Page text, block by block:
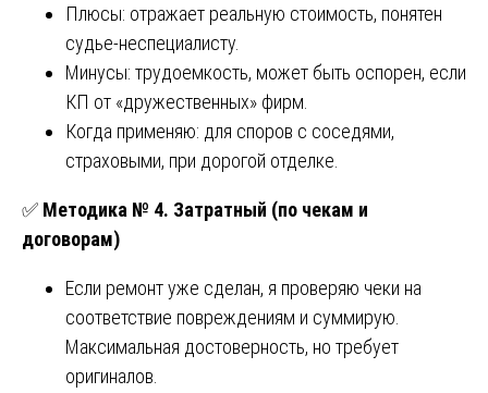
Плюсы: отражает реальную стоимость, понятен
судье-неспециалисту.
Минусы: трудоемкость, может быть оспорен, если
КП от «дружественных» фирм.
Когда применяю: для споров с соседями,
страховыми, при дорогой отделке.
✅ Методика № 4. Затратный (по чекам и
договорам)
Если ремонт уже сделан, я проверяю чеки на
соответствие повреждениям и суммирую.
Максимальная достоверность, но требует
оригиналов.